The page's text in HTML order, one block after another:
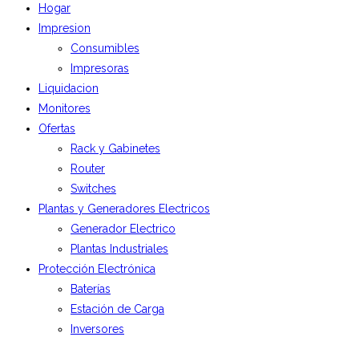
Hogar
Impresion
Consumibles
Impresoras
Liquidacion
Monitores
Ofertas
Rack y Gabinetes
Router
Switches
Plantas y Generadores Electricos
Generador Electrico
Plantas Industriales
Protección Electrónica
Baterías
Estación de Carga
Inversores